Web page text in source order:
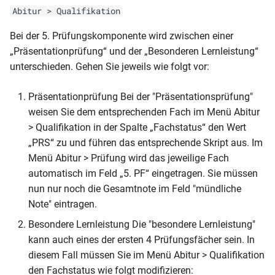
MVP-GS-HJZ
(Jahrgangsstufe 2-4)
MVP-GS-JZ
(Jahrgangsstufe1)
MVP-GS-ÜZ
(Jahrgangsstufe1)
MVP-GS-ÜZ (Jahrgangsstufe
MVP-GY (Studienbuch -
Deckblatt)
NRW-BK-JZ (Anlage C14 - 2
NRW-BKO (Mitteilung über
den Leistungsstand)
NRW-BKO (Zertifikat der
beruflichen Grundbildung)
NRW-BKO-ABI
(Bescheinigung
Schullaufbahn)_Zeugnisbemerkung_Fachdaten
NRW-BKO-ABI
(Bescheinigung
Schullaufbahn)
NRW-BKO-ABI
und Modellklasse)
RLP-HS-AZ (5-6
RLP-HS-AZ (5-6 Klassenstufe
und Modellklasse)
RLP-HS-AS
RLP-GY-Punktekreditkarte-
2012
RLP-GY-Punktekreditkarte-
(Klasse 5-10)
SHL-GY-Studienbuch
(Qualifikationsphase - zweite
Seite)
SHL-GY-ÜZ
SHL-HS-AS
SHL-RS-AS
Schüler
(Zeitraumübergreifende
Notenübersicht)
Klasse und vorauss Ende
Schulbescheinigung (mit
Klasse und vorauss Ende
Schulbescheinigung (mit
Klasse)
Schulbescheinigung
(Überweisung)
Schulbescheinigung BBS (mit
Schulbescheinigung für die
Vergangenheit
Berufsschulmatrix (4-jährig)
Klassenliste
mit Meldungen (inkl.
Ausgeschulten)
Klassenliste
Berufsschulmatrix BS-BER
mit Meldungen
Klassenliste
Meldungen (4-jährig)
Klassenliste
AusbildungsGUID)
Mandant (Schüler des
aktuellen Halbjahres ohne
Fächer)
Mandant (Schüler des
aktuellen Halbjahres ohne
aktuelle Ausbildung)
Mandant (SchülerAbgang)
Mandant
(SchülerNachprüfung)
Mandant (Statistik
Abschlüsse)
Abitur > Qualifikation
Bei der 5. Prüfungskomponente wird zwischen einer
„Präsentationprüfung“ und der „Besonderen Lernleistung“
unterschieden. Gehen Sie jeweils wie folgt vor:
Präsentationprüfung Bei der "Präsentationsprüfung"
weisen Sie dem entsprechenden Fach im Menü Abitur
> Qualifikation in der Spalte „Fachstatus“ den Wert
„PRS“ zu und führen das entsprechende Skript aus. Im
Menü Abitur > Prüfung wird das jeweilige Fach
automatisch im Feld „5. PF“ eingetragen. Sie müssen
nun nur noch die Gesamtnote im Feld "mündliche
Note" eintragen.
Besondere Lernleistung Die "besondere Lernleistung"
kann auch eines der ersten 4 Prüfungsfächer sein. In
diesem Fall müssen Sie im Menü Abitur > Qualifikation
den Fachstatus wie folgt modifizieren: